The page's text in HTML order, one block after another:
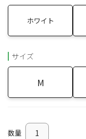
ホワイト
サイズ
M